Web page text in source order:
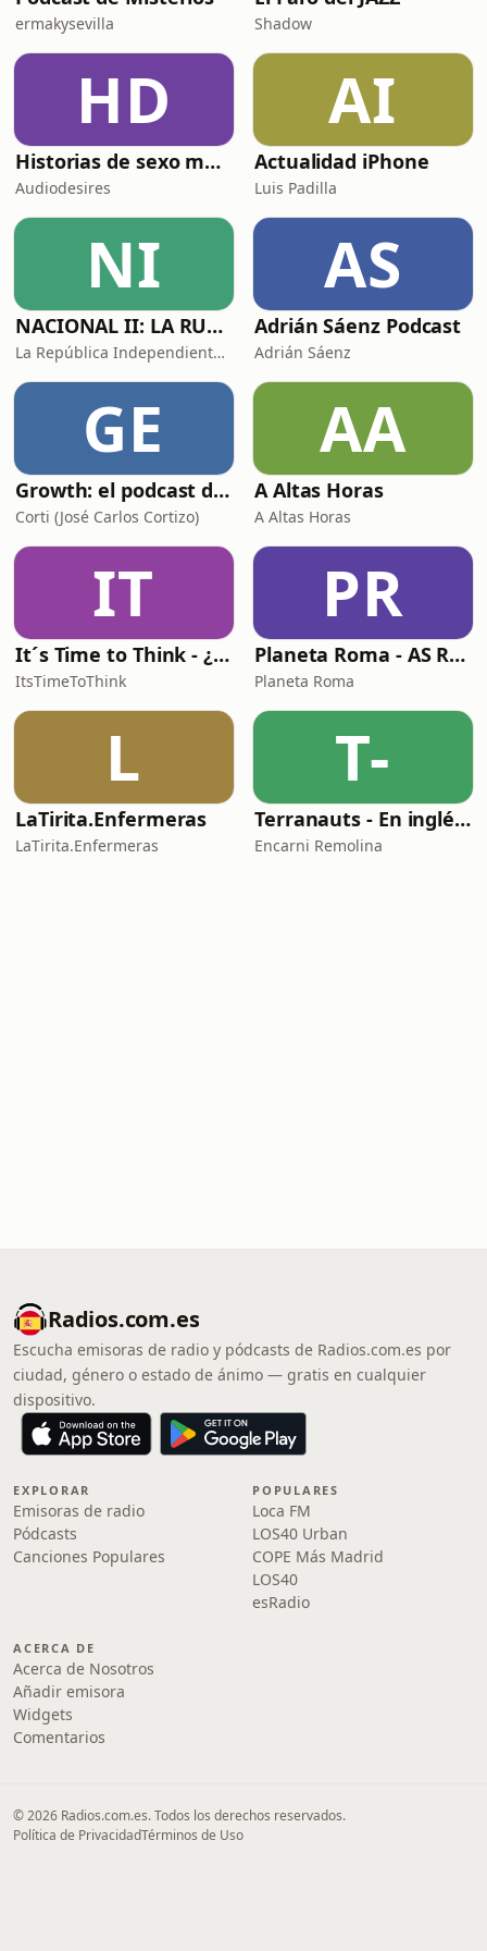
ermakysevilla Shadow
HD
Historias de sexo muy intensas y calientes
Audiodesires
AI
Actualidad iPhone
Luis Padilla
NI
NACIONAL II: LA RUTA DEL EXILIO
La República Independiente de la Radio
AS
Adrián Sáenz Podcast
Adrián Sáenz
GE
Growth: el podcast de Product Hackers 🚀
Corti (José Carlos Cortizo)
AA
A Altas Horas
A Altas Horas
IT
It´s Time to Think - ¿Nos paramos a pensar?
ItsTimeToThink
PR
Planeta Roma - AS Roma Podcast en Español
Planeta Roma
L
LaTirita.Enfermeras
LaTirita.Enfermeras
T-
Terranauts - En inglés y en español. Science and nature in 5 minutes
Encarni Remolina
Radios.com.es
Escucha emisoras de radio y pódcasts de Radios.com.es por
ciudad, género o estado de ánimo — gratis en cualquier
dispositivo.
EXPLORAR
Emisoras de radio
Pódcasts
Canciones Populares
POPULARES
Loca FM
LOS40 Urban
COPE Más Madrid
LOS40
esRadio
ACERCA DE
Acerca de Nosotros
Añadir emisora
Widgets
Comentarios
© 2026 Radios.com.es. Todos los derechos reservados.
Política de PrivacidadTérminos de Uso